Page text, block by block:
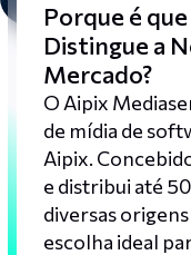
Porque é
Distingue a
Mercado?
O Aipix
de mídia de
Aipix.
e distribui até
diversas
escolha ideal